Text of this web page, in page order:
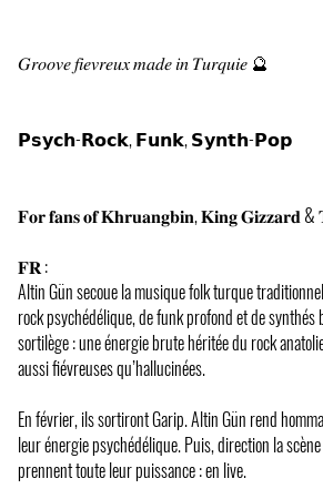
𝐺𝑟𝑜𝑜𝑣𝑒 𝑓𝑖𝑒𝑣𝑟𝑒𝑢𝑥 𝑚𝑎𝑑𝑒 𝑖𝑛 𝑇𝑢𝑟𝑞𝑢𝑖𝑒 🔮
𝗣𝘀𝘆𝗰𝗵-𝗥𝗼𝗰𝗸, 𝗙𝘂𝗻𝗸, 𝗦𝘆𝗻𝘁𝗵-𝗣𝗼𝗽
𝐅𝐨𝐫 𝐟𝐚𝐧𝐬 𝐨𝐟 𝐊𝐡𝐫𝐮𝐚𝐧𝐠𝐛𝐢𝐧, 𝐊𝐢𝐧𝐠 𝐆𝐢𝐳𝐳𝐚𝐫𝐝
𝐅𝐑 :
Altin Gün secoue la musique folk turque
rock psychédélique, de funk profond et de synthés
sortilège : une énergie brute héritée du rock
aussi fiévreuses qu’hallucinées.
En février, ils sortiront Garip. Altin Gün rend
leur énergie psychédélique. Puis, direction la
prennent toute leur puissance : en live.